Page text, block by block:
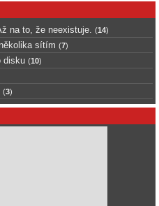
na to, že neexistuje. (14)
sítím (7)
disku (10)
(3)